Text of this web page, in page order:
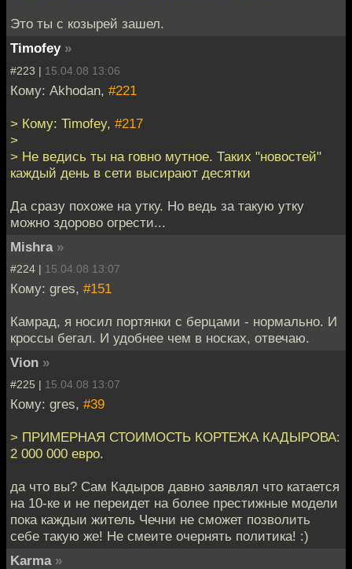
Это ты с козырей зашел.
Timofey »
#223 | 15.04.08 13:06
Кому: Akhodan, #221
> Кому: Timofey, #217
>
> Не ведись ты на говно мутное. Таких "новостей"
каждый день в сети высирают десятки
Да сразу похоже на утку. Но ведь за такую утку
можно здорово огрести...
Mishra »
#224 | 15.04.08 13:07
Кому: gres, #151
Камрад, я носил портянки с берцами - нормально. И
кроссы бегал. И удобнее чем в носках, отвечаю.
Vion »
#225 | 15.04.08 13:07
Кому: gres, #39
> ПРИМЕРНАЯ СТОИМОСТЬ КОРТЕЖА КАДЫРОВА:
2 000 000 евро.
да что вы? Сам Кадыров давно заявлял что катается
на 10-ке и не переидет на более престижные модели
пока каждыи житель Чечни не сможет позволить
себе такую же! Не смеите очернять политика! :)
Karma »